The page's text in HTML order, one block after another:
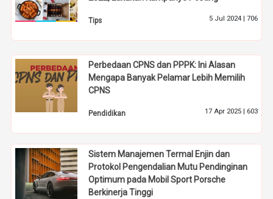
Tips 5 Jul 2024 | 706
Perbedaan CPNS dan PPPK: Ini Alasan
Mengapa Banyak Pelamar Lebih Memilih
CPNS
Pendidikan 17 Apr 2025 | 603
Sistem Manajemen Termal Enjin dan
Protokol Pengendalian Mutu Pendinginan
Optimum pada Mobil Sport Porsche
Berkinerja Tinggi